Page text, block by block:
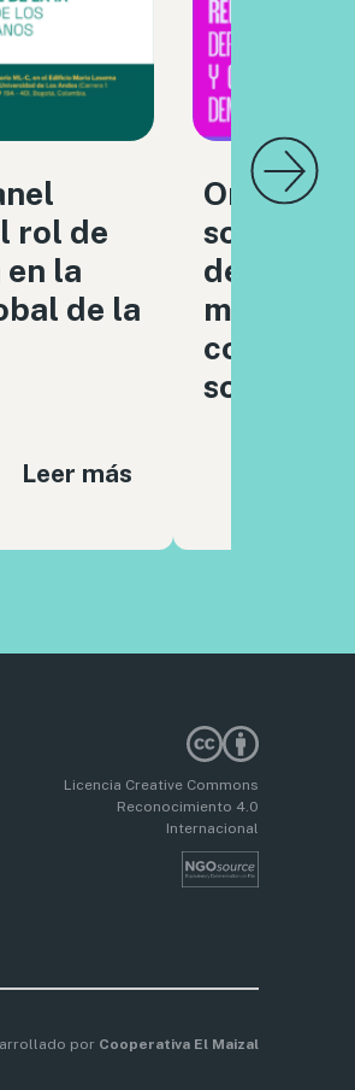
rol de
la
de la
Leer más
sociedad
sociales
Licencia Creative Commons
Reconocimiento 4.0
Internacional
por Cooperativa El Maizal